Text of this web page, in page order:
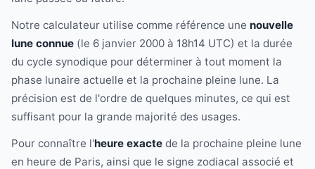
Notre calculateur utilise comme référence une nouvelle
lune connue (le 6 janvier 2000 à 18h14 UTC) et la durée
du cycle synodique pour déterminer à tout moment la
phase lunaire actuelle et la prochaine pleine lune. La
précision est de l'ordre de quelques minutes, ce qui est
suffisant pour la grande majorité des usages.
Pour connaître l'heure exacte de la prochaine pleine lune
en heure de Paris, ainsi que le signe zodiacal associé et